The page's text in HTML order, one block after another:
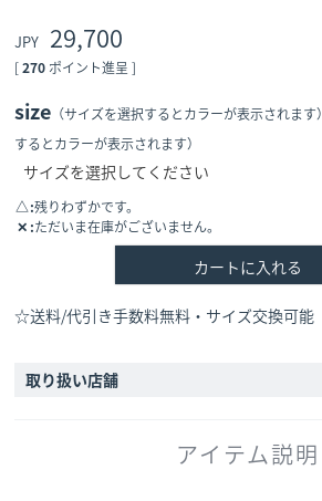
29,700
[ 270 ポイント進呈 ]
size （サイズを選択するとカラーが表示されます）
するとカラーが表示されます）
△ 残りわずかです。
✕ ただいま在庫がございません。
カートに入れる
☆送料/代引き手数料無料・サイズ交換可能
取り扱い店舗
アイテム説明